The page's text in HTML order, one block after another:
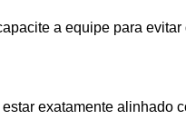
a equipe para evitar
exatamente alinhado